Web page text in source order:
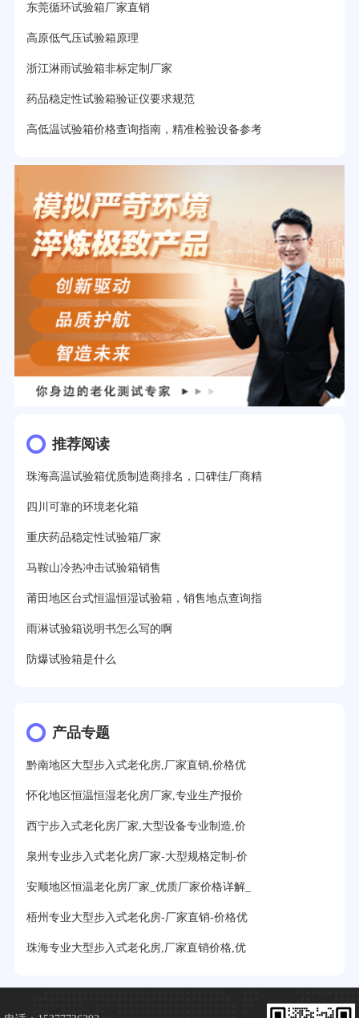
东莞循环试验箱厂家直销
高原低气压试验箱原理
浙江淋雨试验箱非标定制厂家
药品稳定性试验箱验证仪要求规范
高低温试验箱价格查询指南，精准检验设备参考
推荐阅读
珠海高温试验箱优质制造商排名，口碑佳厂商精
四川可靠的环境老化箱
重庆药品稳定性试验箱厂家
马鞍山冷热冲击试验箱销售
莆田地区台式恒温恒湿试验箱，销售地点查询指
雨淋试验箱说明书怎么写的啊
防爆试验箱是什么
产品专题
黔南地区大型步入式老化房,厂家直销,价格优
怀化地区恒温恒湿老化房厂家,专业生产报价
西宁步入式老化房厂家,大型设备专业制造,价
泉州专业步入式老化房厂家-大型规格定制-价
安顺地区恒温老化房厂家_优质厂家价格详解_
梧州专业大型步入式老化房-厂家直销-价格优
珠海专业大型步入式老化房,厂家直销价格,优